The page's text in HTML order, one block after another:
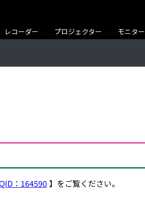
レコーダー プロジェクター モニター